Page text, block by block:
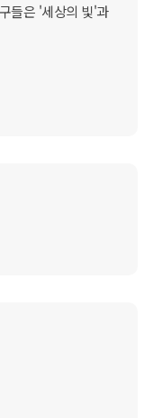
들은 '세상의 빛'과